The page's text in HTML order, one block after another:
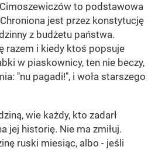
to podstawowa
jest przez konstytucję
z budżetu państwa.
razem i kiedy ktoś popsuje
w piaskownicy, ten nie beczy,
"nu pagadi!", i woła starszego
wie każdy, kto zadarł
jej historię. Nie ma zmiłuj.
ruski miesiąc, albo - jeśli